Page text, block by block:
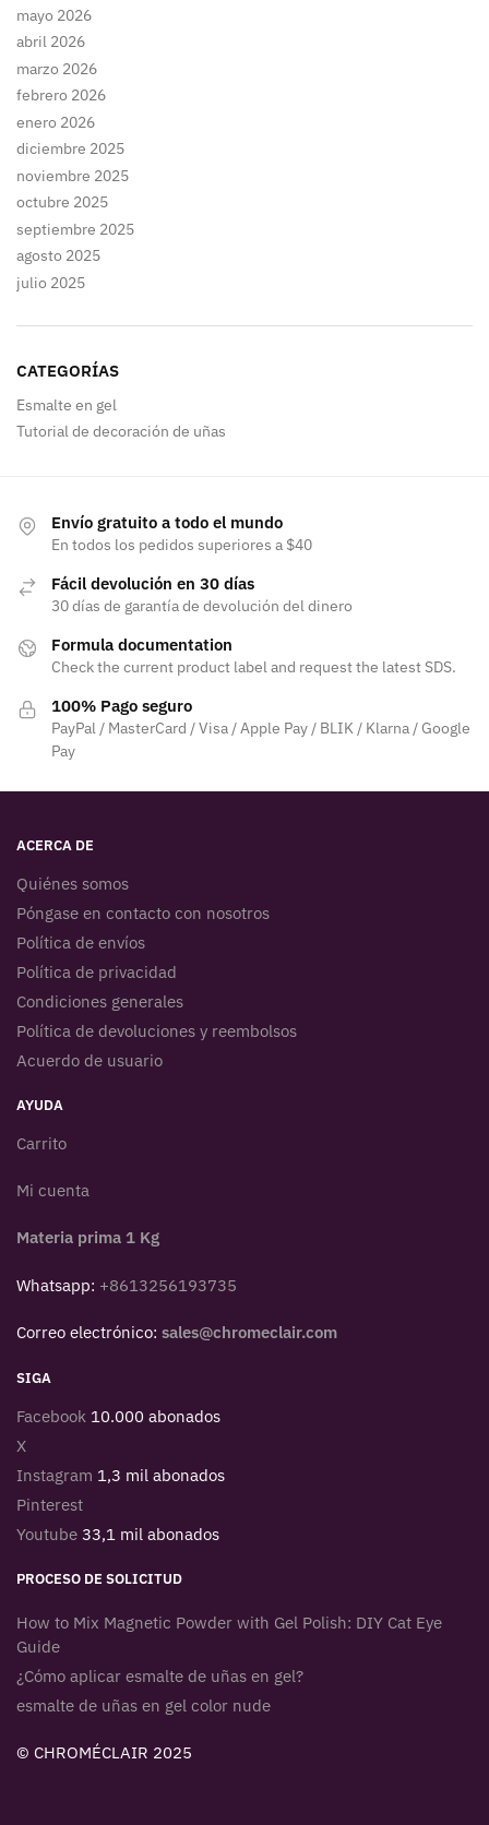
mayo 2026
abril 2026
marzo 2026
febrero 2026
enero 2026
diciembre 2025
noviembre 2025
octubre 2025
septiembre 2025
agosto 2025
julio 2025
CATEGORÍAS
Esmalte en gel
Tutorial de decoración de uñas
Envío gratuito a todo el mundo
En todos los pedidos superiores a $40
Fácil devolución en 30 días
30 días de garantía de devolución del dinero
Formula documentation
Check the current product label and request the latest SDS.
100% Pago seguro
PayPal / MasterCard / Visa / Apple Pay / BLIK / Klarna / Google
Pay
ACERCA DE
Quiénes somos
Póngase en contacto con nosotros
Política de envíos
Política de privacidad
Condiciones generales
Política de devoluciones y reembolsos
Acuerdo de usuario
AYUDA
Carrito
Mi cuenta
Materia prima 1 Kg
Whatsapp: +8613256193735
Correo electrónico: sales@chromeclair.com
SIGA
Facebook 10.000 abonados
X
Instagram 1,3 mil abonados
Pinterest
Youtube 33,1 mil abonados
PROCESO DE SOLICITUD
How to Mix Magnetic Powder with Gel Polish: DIY Cat Eye
Guide
¿Cómo aplicar esmalte de uñas en gel?
esmalte de uñas en gel color nude
© CHROMÉCLAIR 2025